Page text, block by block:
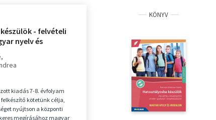
- felvételi
nyelv és
7-8. évfolyam -
kiadás 7-8. évfolyam
kötetünk célja,
nyújtson a központi
megírásához magyar
KÖNYV